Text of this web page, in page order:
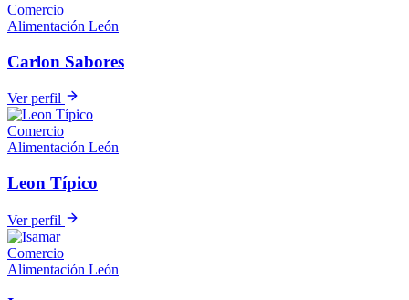
Comercio
Alimentación León
Carlon Sabores
Ver perfil
Comercio
Alimentación León
Leon Típico
Ver perfil
Comercio
Alimentación León